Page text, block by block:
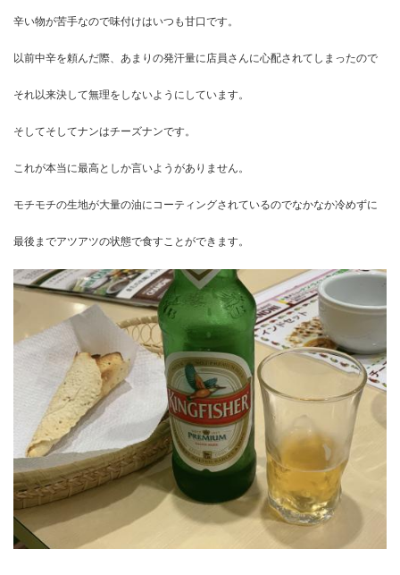
辛い物が苦手なので味付けはいつも甘口です。
以前中辛を頼んだ際、あまりの発汗量に店員さんに心配されてしまったので
それ以来決して無理をしないようにしています。
そしてそしてナンはチーズナンです。
これが本当に最高としか言いようがありません。
モチモチの生地が大量の油にコーティングされているのでなかなか冷めずに
最後までアツアツの状態で食すことができます。